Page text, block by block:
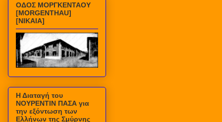
ΟΔΟΣ ΜΟΡΓΚΕΝΤΑΟΥ
[MORGENTHAU]
[ΝΙΚΑΙΑ]
Η Διαταγή του
ΝΟΥΡΕΝΤΙΝ ΠΑΣΑ για
την εξόντωση των
Ελλήνων της Σμύρνης